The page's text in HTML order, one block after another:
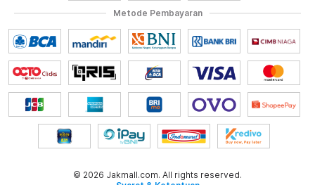
Metode Pembayaran
© 2026 Jakmall.com. All rights reserved.